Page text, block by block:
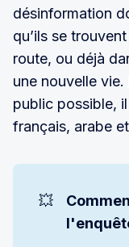
désinformation
qu’ils se
route, ou déjà
une nouvelle vie.
public possible,
français, arabe
💥